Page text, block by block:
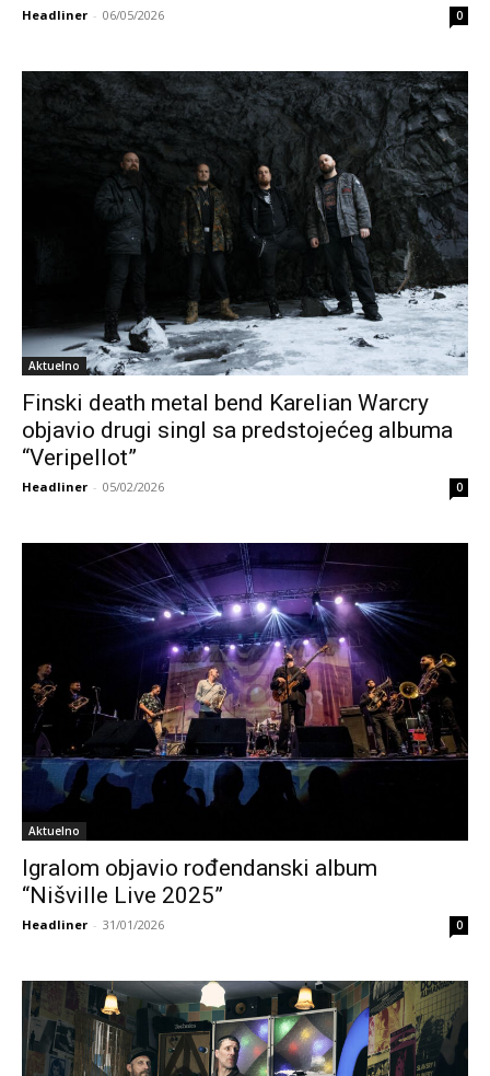
Headliner - 06/05/2026 0
Aktuelno
Finski death metal bend Karelian Warcry
objavio drugi singl sa predstojećeg albuma
“Veripellot”
Headliner - 05/02/2026 0
Aktuelno
Igralom objavio rođendanski album
“Nišville Live 2025”
Headliner - 31/01/2026 0